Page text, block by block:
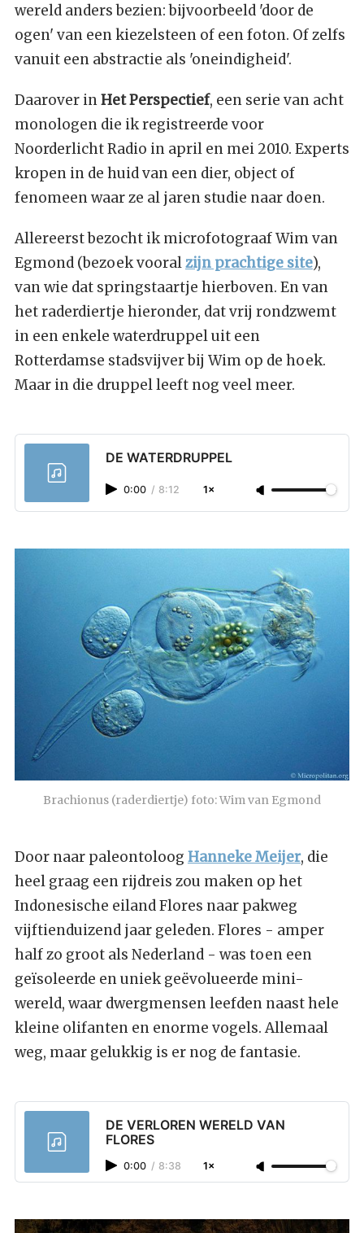
wereld anders bezien: bijvoorbeeld 'door de
ogen' van een kiezelsteen of een foton. Of zelfs
vanuit een abstractie als 'oneindigheid'.
Daarover inHet Perspectief, een serie van acht
monologen die ik registreerde voor
Noorderlicht Radio in april en mei 2010. Experts
kropen in de huid van een dier, object of
fenomeen waar ze al jaren studie naar doen.
Allereerst bezocht ik microfotograaf Wim van
Egmond (bezoek vooralzijn prachtige site),
van wie dat springstaartje hierboven. En van
het raderdiertje hieronder, dat vrij rondzwemt
in een enkele waterdruppel uit een
Rotterdamse stadsvijver bij Wim op de hoek.
Maar in die druppel leeft nog veel meer.
DE WATERDRUPPEL
0:00 / 8:12 1×
Brachionus (raderdiertje) foto: Wim van Egmond
Door naar paleontoloog Hanneke Meijer, die
heel graag een rijdreis zou maken op het
Indonesische eiland Flores naar pakweg
vijftienduizend jaar geleden. Flores - amper
half zo groot als Nederland - was toen een
geïsoleerde en uniek geëvolueerde mini-
wereld, waar dwergmensen leefden naast hele
kleine olifanten en enorme vogels. Allemaal
weg, maar gelukkig is er nog de fantasie.
DE VERLOREN WERELD VAN
FLORES
0:00 / 8:38 1×